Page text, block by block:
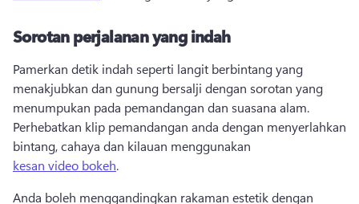
Sorotan perjalanan yang indah
Pamerkan detik indah seperti langit berbintang yang
menakjubkan dan gunung bersalji dengan sorotan yang
Perhebatkan klip pemandangan anda dengan menyerlahkan
bintang, cahaya dan kilauan menggunakan
kesan video bokeh.
Anda boleh menggandingkan rakaman estetik dengan